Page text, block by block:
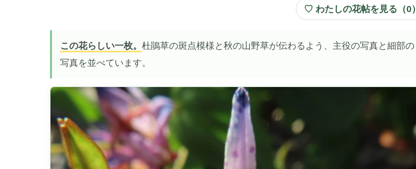
♡ わたしの花帖を見る（0）
この花らしい一枚。 杜鵑草の斑点模様と秋の山野草が伝わるよう、主役の写真と細部の
写真を並べています。